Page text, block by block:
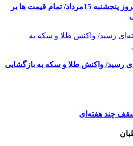
قیمت طلا و سکه امروز پنجشنبه 15مرداد/ تمام قیمت ها بر
رسید/ واکنش طلا و سکه به بازگشایی
چند هفته‌ای